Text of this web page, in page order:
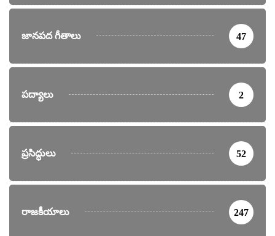
జానపద గీతాలు 47
పద్యాలు 2
ప్రసిద్ధులు 52
రాజకీయాలు 247